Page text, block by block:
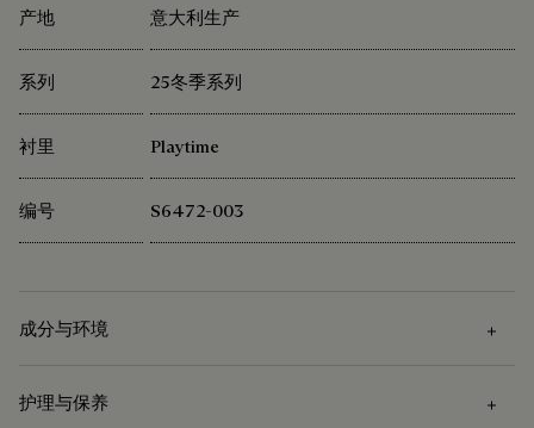
产地 意大利生产
系列 25冬季系列
衬里 Playtime
编号 S6472-003
成分与环境
护理与保养